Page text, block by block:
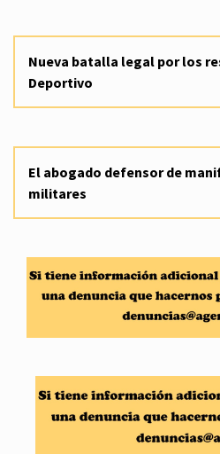
Nueva batalla legal por los
Deportivo
El abogado defensor de
militares